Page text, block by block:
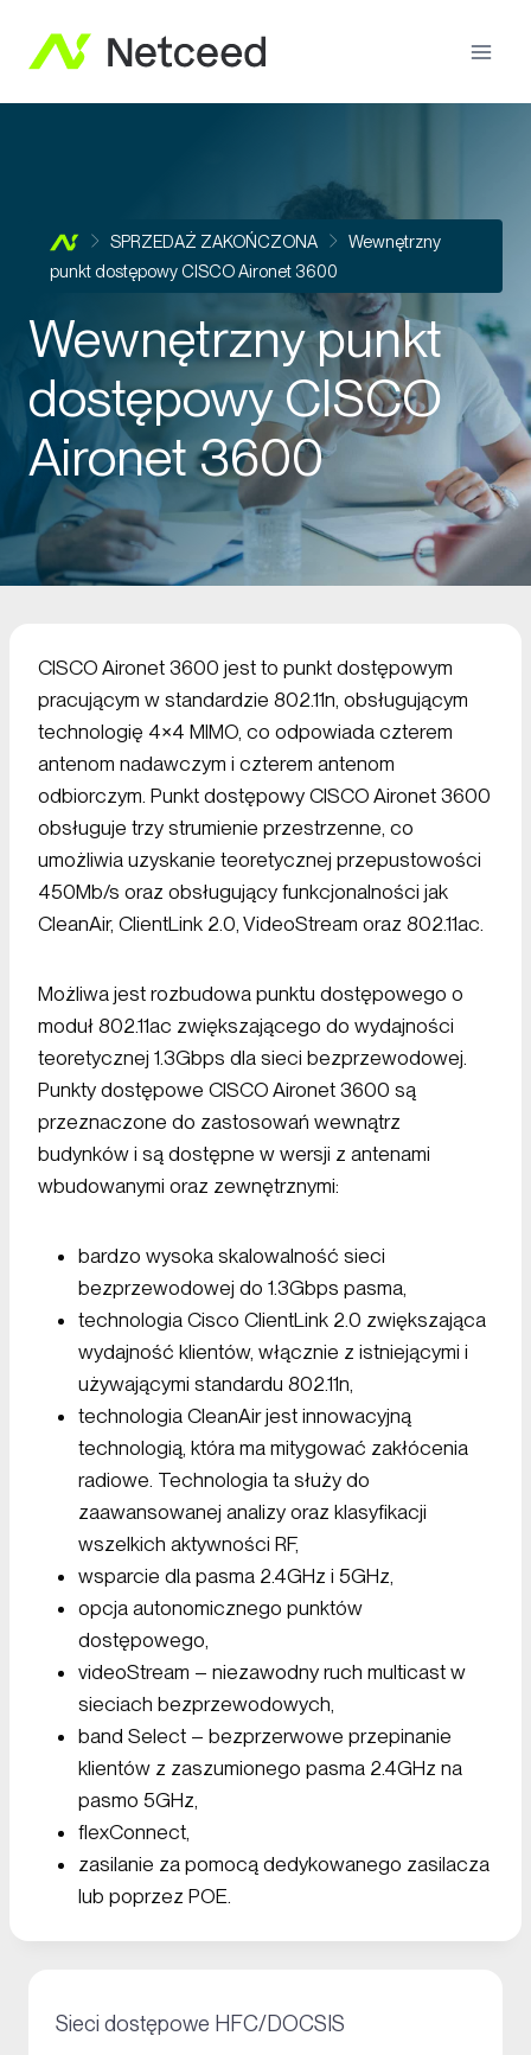
SPRZEDAŻ ZAKOŃCZONA
Wewnętrzny
punkt dostępowy CISCO Aironet 3600
Wewnętrzny punkt
dostępowy CISCO
Aironet 3600
CISCO Aironet 3600 jest to punkt dostępowym
pracującym w standardzie 802.11n, obsługującym
technologię 4×4 MIMO, co odpowiada czterem
antenom nadawczym i czterem antenom
odbiorczym. Punkt dostępowy CISCO Aironet 3600
obsługuje trzy strumienie przestrzenne, co
umożliwia uzyskanie teoretycznej przepustowości
450Mb/s oraz obsługujący funkcjonalności jak
CleanAir, ClientLink 2.0, VideoStream oraz 802.11ac.
Możliwa jest rozbudowa punktu dostępowego o
moduł 802.11ac zwiększającego do wydajności
teoretycznej 1.3Gbps dla sieci bezprzewodowej.
Punkty dostępowe CISCO Aironet 3600 są
przeznaczone do zastosowań wewnątrz
budynków i są dostępne w wersji z antenami
wbudowanymi oraz zewnętrznymi:
bardzo wysoka skalowalność sieci
bezprzewodowej do 1.3Gbps pasma,
technologia Cisco ClientLink 2.0 zwiększająca
wydajność klientów, włącznie z istniejącymi i
używającymi standardu 802.11n,
technologia CleanAir jest innowacyjną
technologią, która ma mitygować zakłócenia
radiowe. Technologia ta służy do
zaawansowanej analizy oraz klasyfikacji
wszelkich aktywności RF,
wsparcie dla pasma 2.4GHz i 5GHz,
opcja autonomicznego punktów
dostępowego,
videoStream – niezawodny ruch multicast w
sieciach bezprzewodowych,
band Select – bezprzerwowe przepinanie
klientów z zaszumionego pasma 2.4GHz na
pasmo 5GHz,
flexConnect,
zasilanie za pomocą dedykowanego zasilacza
lub poprzez POE.
Sieci dostępowe HFC/DOCSIS